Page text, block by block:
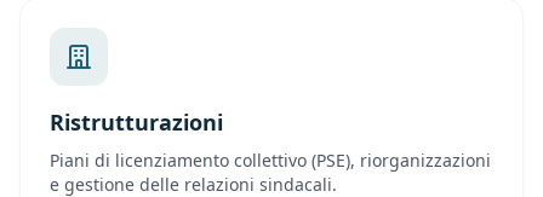
Ristrutturazioni
Piani di licenziamento collettivo (PSE), riorganizzazioni
e gestione delle relazioni sindacali.